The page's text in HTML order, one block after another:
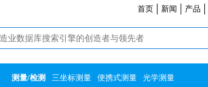
首页 新闻 产品
测量/检测 三坐标测量 便携式测量
光学测量